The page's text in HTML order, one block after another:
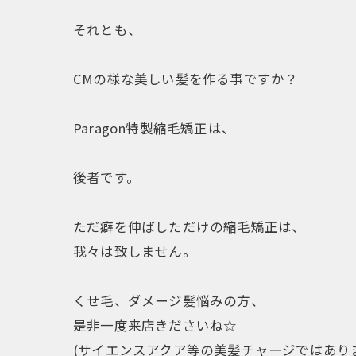
それとも、
CMの様な美しい髪を作る事ですか？
Paragon特製縮毛矯正は、
後者です。
ただ癖を伸ばしただけの縮毛矯正は、
我々は致しません。
くせ毛、ダメージ髪悩みの方、
是非一度来店きださいね☆
(サイエンスアクア等の美髪チャージではあり